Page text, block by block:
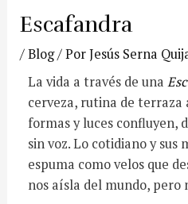
Escafandra
/Blog/ PorJesús Serna
La vida a través de una
cerveza, rutina de terraza
formas y luces confluyen,
sin voz. Lo cotidiano y sus
espuma como velos que
nos aísla del mundo, pero